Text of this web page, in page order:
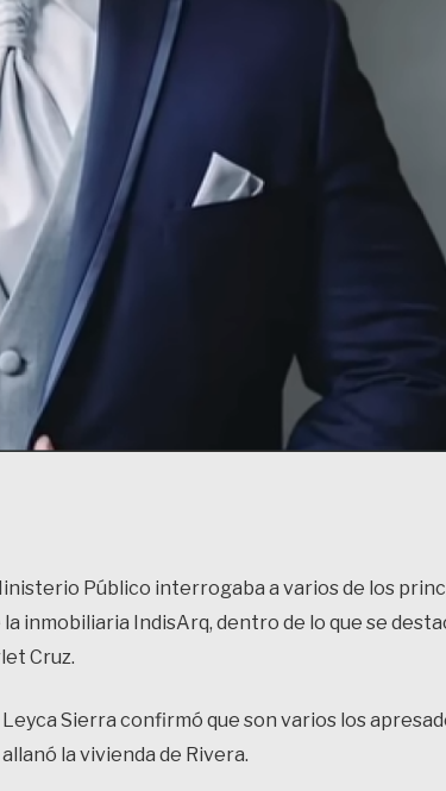
Público interrogaba a varios de los
inmobiliaria IndisArq, dentro de lo que se
Cruz.
Sierra confirmó que son varios los
la vivienda de Rivera.